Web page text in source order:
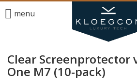
menu
Clear Screenprotector
One M7 (10-pack)